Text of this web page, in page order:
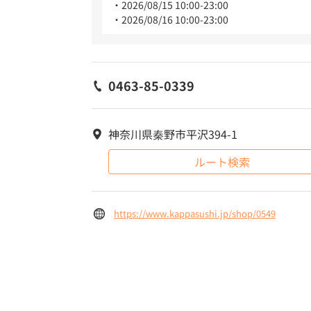
2026/08/15 10:00-23:00
2026/08/16 10:00-23:00
0463-85-0339
神奈川県秦野市平沢394-1
ルート検索
https://www.kappasushi.jp/shop/0549